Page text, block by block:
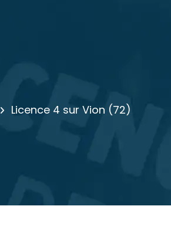
Licence 4 sur Vion (72)